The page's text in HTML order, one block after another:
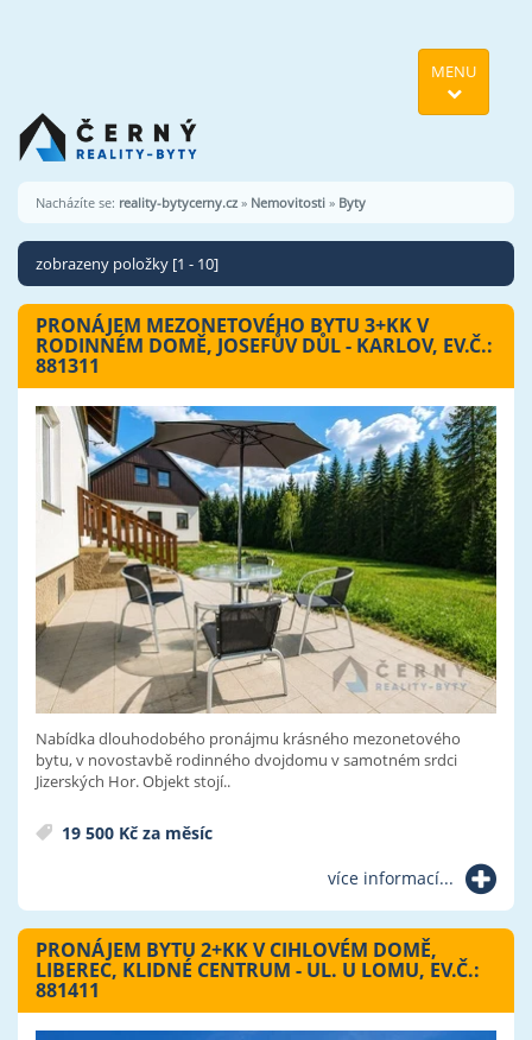
MENU
Nacházíte se: reality-bytycerny.cz » Nemovitosti » Byty
zobrazeny položky [1 - 10]
PRONÁJEM MEZONETOVÉHO BYTU 3+KK V
RODINNÉM DOMĚ, JOSEFŮV DŮL - KARLOV, EV.Č.:
881311
Nabídka dlouhodobého pronájmu krásného mezonetového
bytu, v novostavbě rodinného dvojdomu v samotném srdci
Jizerských Hor. Objekt stojí..
19 500 Kč za měsíc
více informací...
PRONÁJEM BYTU 2+KK V CIHLOVÉM DOMĚ,
LIBEREC, KLIDNÉ CENTRUM - UL. U LOMU, EV.Č.:
881411